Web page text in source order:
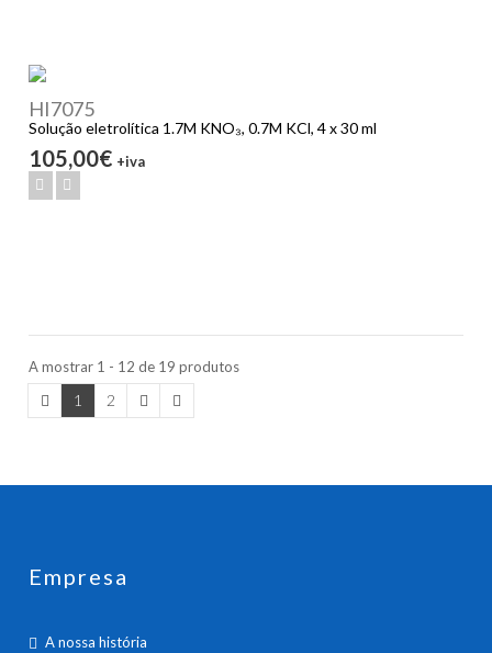
HI7075
Solução eletrolítica 1.7M KNO₃, 0.7M KCl, 4 x 30 ml
105,00€ +iva
A mostrar 1 - 12 de 19 produtos
1 2
Empresa
A nossa história